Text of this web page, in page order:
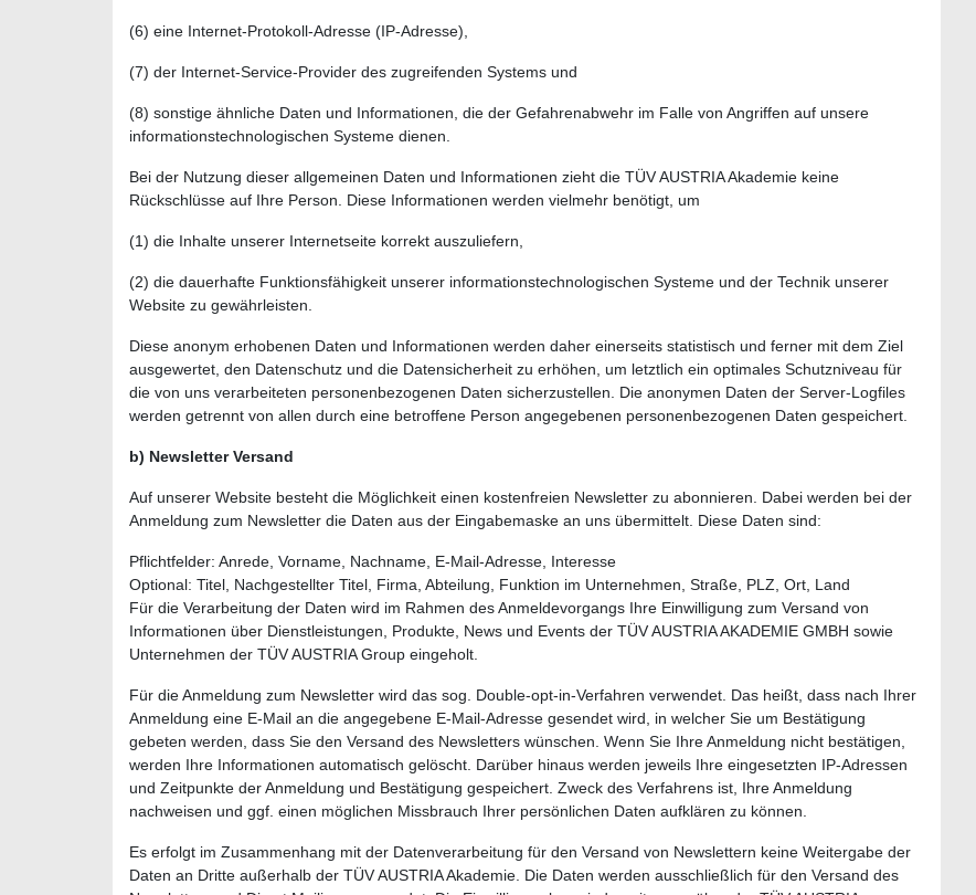
(6) eine Internet-Protokoll-Adresse (IP-Adresse),
(7) der Internet-Service-Provider des zugreifenden Systems und
(8) sonstige ähnliche Daten und Informationen, die der Gefahrenabwehr im Falle von Angriffen auf unsere
informationstechnologischen Systeme dienen.
Bei der Nutzung dieser allgemeinen Daten und Informationen zieht die TÜV AUSTRIA Akademie keine
Rückschlüsse auf Ihre Person. Diese Informationen werden vielmehr benötigt, um
(1) die Inhalte unserer Internetseite korrekt auszuliefern,
(2) die dauerhafte Funktionsfähigkeit unserer informationstechnologischen Systeme und der Technik unserer
Website zu gewährleisten.
Diese anonym erhobenen Daten und Informationen werden daher einerseits statistisch und ferner mit dem Ziel
ausgewertet, den Datenschutz und die Datensicherheit zu erhöhen, um letztlich ein optimales Schutzniveau für
die von uns verarbeiteten personenbezogenen Daten sicherzustellen. Die anonymen Daten der Server-Logfiles
werden getrennt von allen durch eine betroffene Person angegebenen personenbezogenen Daten gespeichert.
b) Newsletter Versand
Auf unserer Website besteht die Möglichkeit einen kostenfreien Newsletter zu abonnieren. Dabei werden bei der
Anmeldung zum Newsletter die Daten aus der Eingabemaske an uns übermittelt. Diese Daten sind:
Pflichtfelder: Anrede, Vorname, Nachname, E-Mail-Adresse, Interesse
Optional: Titel, Nachgestellter Titel, Firma, Abteilung, Funktion im Unternehmen, Straße, PLZ, Ort, Land
Für die Verarbeitung der Daten wird im Rahmen des Anmeldevorgangs Ihre Einwilligung zum Versand von
Informationen über Dienstleistungen, Produkte, News und Events der TÜV AUSTRIA AKADEMIE GMBH sowie
Unternehmen der TÜV AUSTRIA Group eingeholt.
Für die Anmeldung zum Newsletter wird das sog. Double-opt-in-Verfahren verwendet. Das heißt, dass nach Ihrer
Anmeldung eine E-Mail an die angegebene E-Mail-Adresse gesendet wird, in welcher Sie um Bestätigung
gebeten werden, dass Sie den Versand des Newsletters wünschen. Wenn Sie Ihre Anmeldung nicht bestätigen,
werden Ihre Informationen automatisch gelöscht. Darüber hinaus werden jeweils Ihre eingesetzten IP-Adressen
und Zeitpunkte der Anmeldung und Bestätigung gespeichert. Zweck des Verfahrens ist, Ihre Anmeldung
nachweisen und ggf. einen möglichen Missbrauch Ihrer persönlichen Daten aufklären zu können.
Es erfolgt im Zusammenhang mit der Datenverarbeitung für den Versand von Newslettern keine Weitergabe der
Daten an Dritte außerhalb der TÜV AUSTRIA Akademie. Die Daten werden ausschließlich für den Versand des